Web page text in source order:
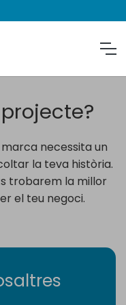
necessita un
la teva història.
trobarem la millor
el teu negoci.